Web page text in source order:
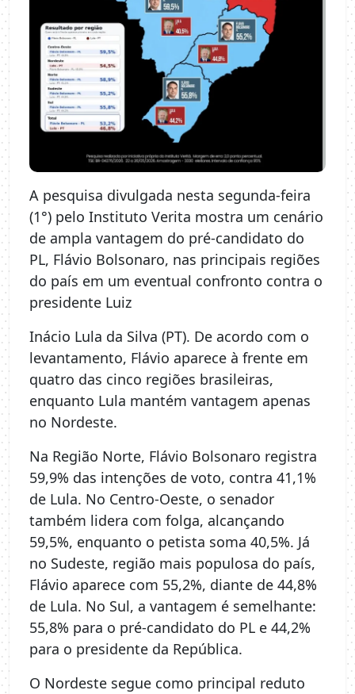
A pesquisa divulgada nesta segunda-feira
(1°) pelo Instituto Verita mostra um cenário
de ampla vantagem do pré-candidato do
PL, Flávio Bolsonaro, nas principais regiões
do país em um eventual confronto contra o
presidente Luiz
Inácio Lula da Silva (PT). De acordo com o
levantamento, Flávio aparece à frente em
quatro das cinco regiões brasileiras,
enquanto Lula mantém vantagem apenas
no Nordeste.
Na Região Norte, Flávio Bolsonaro registra
59,9% das intenções de voto, contra 41,1%
de Lula. No Centro-Oeste, o senador
também lidera com folga, alcançando
59,5%, enquanto o petista soma 40,5%. Já
no Sudeste, região mais populosa do país,
Flávio aparece com 55,2%, diante de 44,8%
de Lula. No Sul, a vantagem é semelhante:
55,8% para o pré-candidato do PL e 44,2%
para o presidente da República.
O Nordeste segue como principal reduto